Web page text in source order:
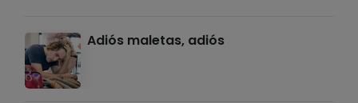
Adiós maletas, adiós